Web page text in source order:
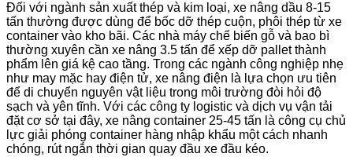
Đối với ngành sản xuất thép và kim loại, xe nâng dầu 8-15
tấn thường được dùng để bốc dỡ thép cuộn, phôi thép từ xe
container vào kho bãi. Các nhà máy chế biến gỗ và bao bì
thường xuyên cần xe nâng 3.5 tấn để xếp dỡ pallet thành
phẩm lên giá kệ cao tầng. Trong các ngành công nghiệp nhẹ
như may mặc hay điện tử, xe nâng điện là lựa chọn ưu tiên
để di chuyển nguyên vật liệu trong môi trường đòi hỏi độ
sạch và yên tĩnh. Với các công ty logistic và dịch vụ vận tải
đặt cơ sở tại đây, xe nâng container 25-45 tấn là công cụ chủ
lực giải phóng container hàng nhập khẩu một cách nhanh
chóng, rút ngắn thời gian quay đầu xe đầu kéo.